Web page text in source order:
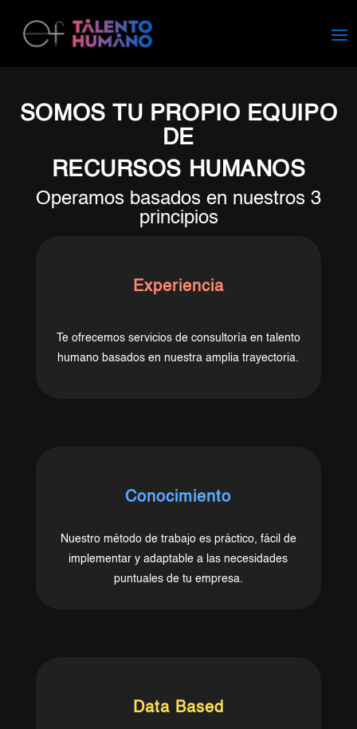
SOMOS TU PROPIO EQUIPO
DE
RECURSOS HUMANOS
Operamos basados en nuestros 3
principios
Experiencia
Te ofrecemos servicios de consultoría en talento
humano basados en nuestra amplia trayectoria.
Conocimiento
Nuestro método de trabajo es práctico, fácil de
implementar y adaptable a las necesidades
puntuales de tu empresa.
Data Based